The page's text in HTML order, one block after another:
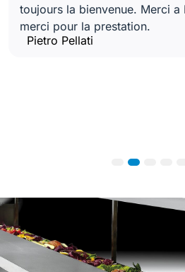
toujours la bienvenue. Merci a
merci pour la prestation.
Pietro Pellati
4